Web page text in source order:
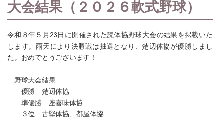
大会結果（２０２６軟式野球）
令和８年５月23日に開催された読体協野球大会の結果を掲載いた
します。雨天により決勝戦は抽選となり、楚辺体協が優勝しまし
た。おめでとうございます！
野球大会結果
優勝 楚辺体協
準優勝 座喜味体協
３位 古堅体協、都屋体協